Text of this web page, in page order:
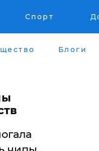
Спорт
Блоги